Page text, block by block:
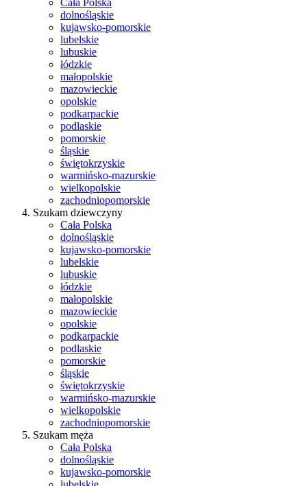
Cała Polska
dolnośląskie
kujawsko-pomorskie
lubelskie
lubuskie
łódzkie
małopolskie
mazowieckie
opolskie
podkarpackie
podlaskie
pomorskie
śląskie
świętokrzyskie
warmińsko-mazurskie
wielkopolskie
zachodniopomorskie
Szukam dziewczyny
Cała Polska
dolnośląskie
kujawsko-pomorskie
lubelskie
lubuskie
łódzkie
małopolskie
mazowieckie
opolskie
podkarpackie
podlaskie
pomorskie
śląskie
świętokrzyskie
warmińsko-mazurskie
wielkopolskie
zachodniopomorskie
Szukam męża
Cała Polska
dolnośląskie
kujawsko-pomorskie